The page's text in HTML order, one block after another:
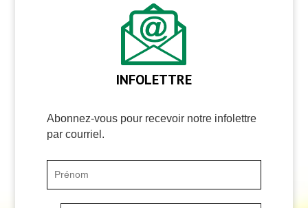
INFOLETTRE
Abonnez-vous pour recevoir notre infolettre
par courriel.